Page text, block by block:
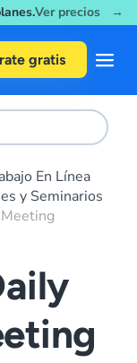
Ver precios →
gratis
En Línea
y Seminarios